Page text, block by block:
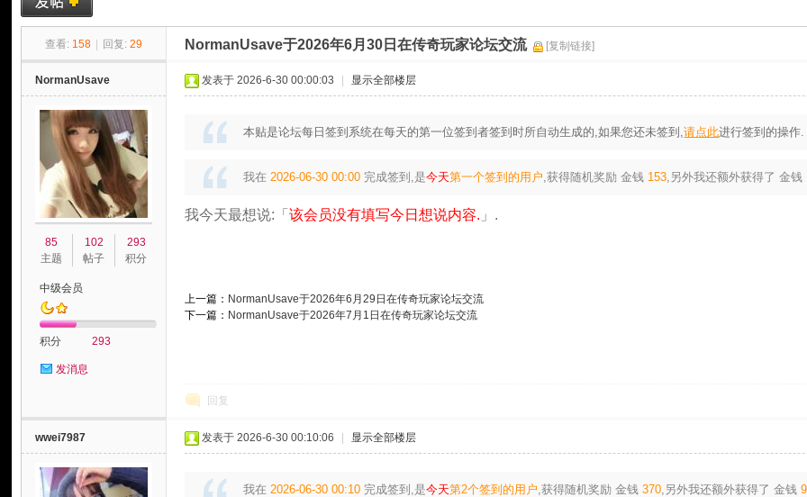
› ›
查看: 158 回复: 29 NormanUsave于2026年6月30日在传奇玩家论坛交流 [复制链接]
NormanUsave
85
主题
102
帖子
293
积分
中级会员
积分 293
发消息
发表于 2026-6-30 00:00:03 显示全部楼层
本贴是论坛每日签到系统在每天的第一位签到者签到时所自动生成的,如果您还未签到,请点此进行签到的操作.
我在 2026-06-30 00:00 完成签到,是今天第一个签到的用户,获得随机奖励金钱 153,另外我还额外获得了 金钱
我今天最想说:「该会员没有填写今日想说内容. 」.
上一篇： NormanUsave于2026年6月29日在传奇玩家论坛交流
下一篇： NormanUsave于2026年7月1日在传奇玩家论坛交流
回复
wwei7987 发表于 2026-6-30 00:10:06 显示全部楼层
我在 2026-06-30 00:10 完成签到,是今天第2个签到的用户,获得随机奖励金钱370,另外我还额外获得了 金钱9